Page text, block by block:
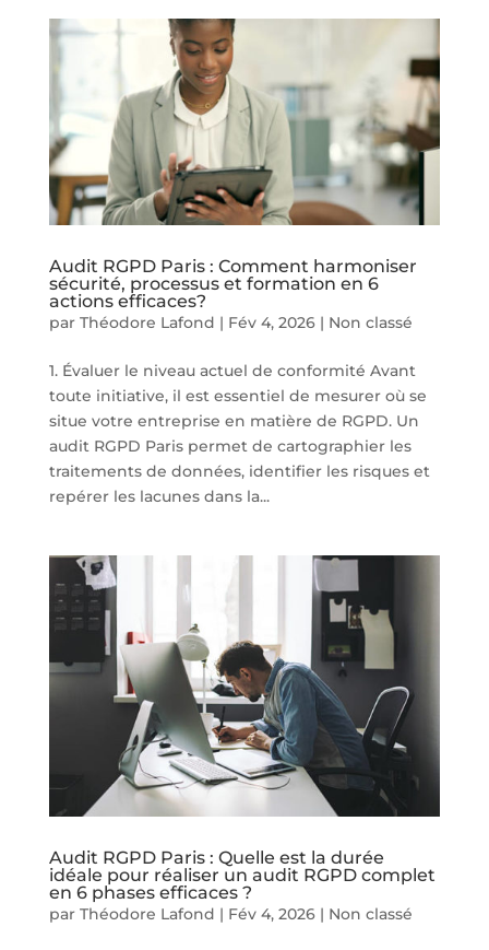
Audit RGPD Paris : Comment harmoniser
sécurité, processus et formation en 6
actions efficaces?
par Théodore Lafond | Fév 4, 2026| Non classé
1. Évaluer le niveau actuel de conformité Avant
toute initiative, il est essentiel de mesurer où se
situe votre entreprise en matière de RGPD. Un
audit RGPD Paris permet de cartographier les
traitements de données, identifier les risques et
repérer les lacunes dans la...
Audit RGPD Paris : Quelle est la durée
idéale pour réaliser un audit RGPD complet
en 6 phases efficaces ?
par Théodore Lafond | Fév 4, 2026| Non classé